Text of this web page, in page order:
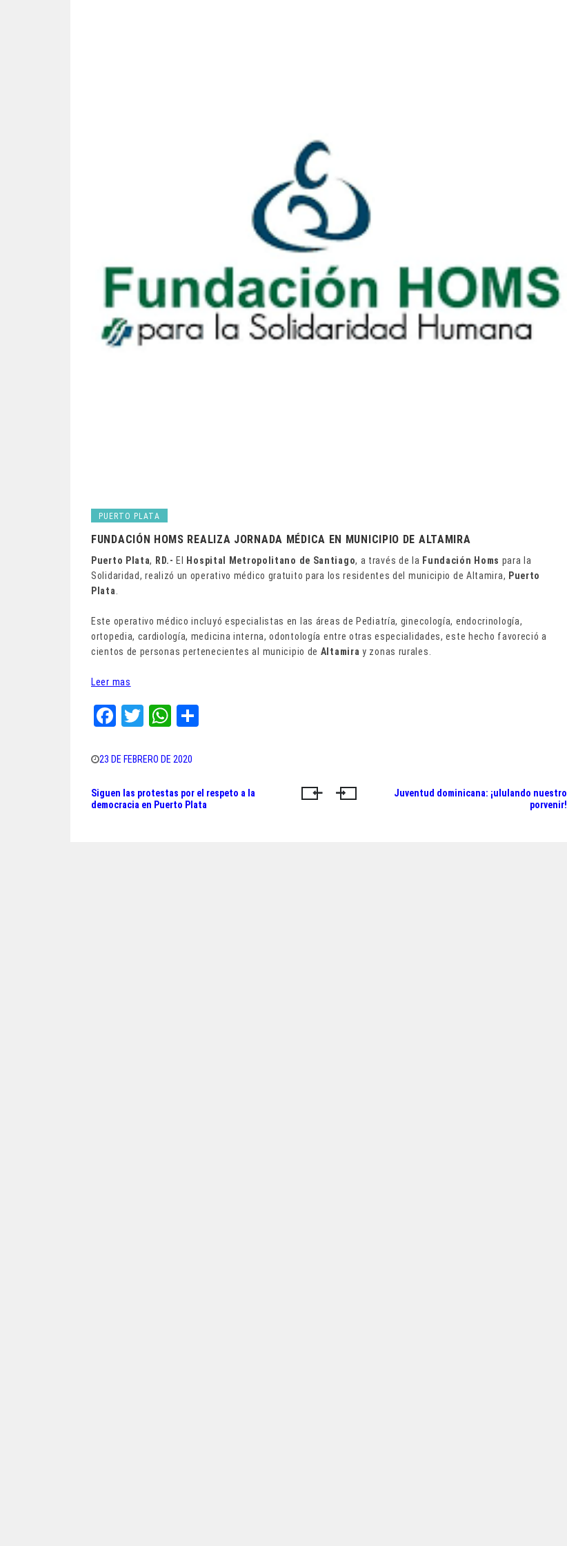
PUERTO PLATA
FUNDACIÓN HOMS REALIZA JORNADA MÉDICA EN MUNICIPIO DE ALTAMIRA
Puerto Plata, RD.- El Hospital Metropolitano de Santiago, a través de la Fundación Homs para la
Solidaridad, realizó un operativo médico gratuito para los residentes del municipio de Altamira, Puerto
Plata.
Este operativo médico incluyó especialistas en las áreas de Pediatría, ginecología, endocrinología,
ortopedia, cardiología, medicina interna, odontología entre otras especialidades, este hecho favoreció a
cientos de personas pertenecientes al municipio de Altamira y zonas rurales.
Leer mas
Fa
bo
ok
T
tt
W
ts
pp
23 DE FEBRERO DE 2020
Navegación
Siguen las protestas por el respeto a la
democracia en Puerto Plata
Juventud dominicana: ¡ululando nuestro
porvenir!